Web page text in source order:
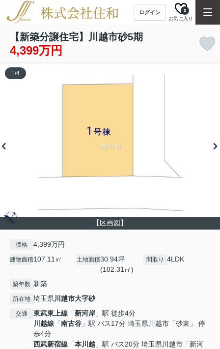
ログイン
お気に入り
0
【新築分譲住宅】川越市砂5期
4,399万円
【区画図】
1/4
価格 4,399万円
建物面積107.11㎡ 土地面積30.94坪
(102.31㎡)
間取り 4LDK
築年数 新築
所在地 埼玉県川越市大字砂
交通 東武東上線 「新河岸 」駅 徒歩4分
川越線 「南古谷 」駅 バス17分 埼玉県川越市「砂東」 停
歩4分
西武新宿線 「本川越 」駅 バス20分 埼玉県川越市「新河